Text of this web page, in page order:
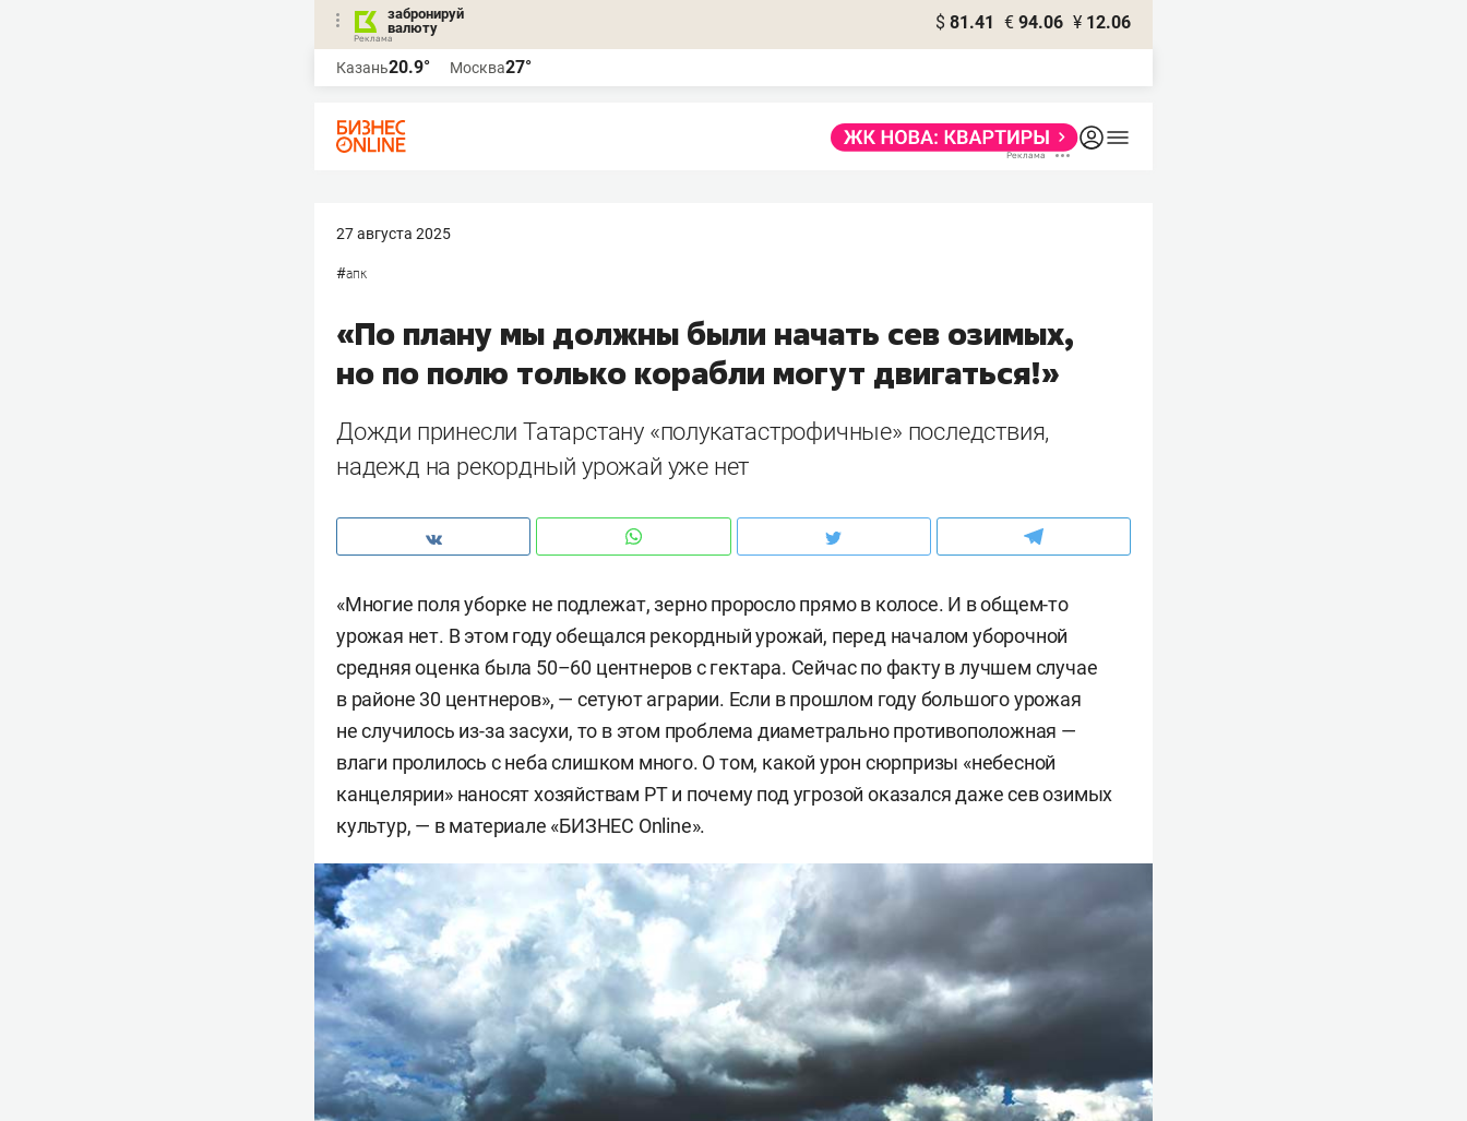
забронируй
валюту
$ 81.41 € 94.06 ¥ 12.06
Казань20.9° Москва27°
27 августа 2025
#апк
«По плану мы должны были начать сев озимых,
но по полю только корабли могут двигаться!»
Дожди принесли Татарстану «полукатастрофичные» последствия,
надежд на рекордный урожай уже нет
«Многие поля уборке не подлежат, зерно проросло прямо в колосе. И в общем-то
урожая нет. В этом году обещался рекордный урожай, перед началом уборочной
средняя оценка была 50–60 центнеров с гектара. Сейчас по факту в лучшем случае
в районе 30 центнеров», — сетуют аграрии. Если в прошлом году большого урожая
не случилось из-за засухи, то в этом проблема диаметрально противоположная —
влаги пролилось с неба слишком много. О том, какой урон сюрпризы «небесной
канцелярии» наносят хозяйствам РТ и почему под угрозой оказался даже сев озимых
культур, — в материале «БИЗНЕС Online».